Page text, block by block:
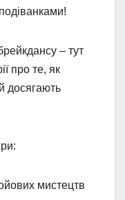
– тут
про те, як
досягають
мистецтв